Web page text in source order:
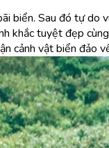
biển. Sau đó tự do
khắc tuyệt đẹp
cảnh vật biển đảo